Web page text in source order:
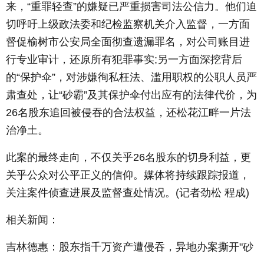
来，“重罪轻查”的嫌疑已严重损害司法公信力。他们迫
切呼吁上级政法委和纪检监察机关介入监督，一方面
督促榆树市公安局全面彻查遗漏罪名，对公司账目进
行专业审计，还原所有犯罪事实;另一方面深挖背后
的“保护伞”，对涉嫌徇私枉法、滥用职权的公职人员严
肃查处，让“砂霸”及其保护伞付出应有的法律代价，为
26名股东追回被侵吞的合法权益，还松花江畔一片法
治净土。
此案的最终走向，不仅关乎26名股东的切身利益，更
关乎公众对公平正义的信仰。媒体将持续跟踪报道，
关注案件侦查进展及监督查处情况。(记者劲松 程成)
相关新闻：
吉林德惠：股东指千万资产遭侵吞，异地办案撕开"砂